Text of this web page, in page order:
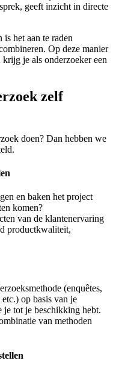
geeft inzicht in directe
het aan te raden
Op deze manier
je als onderzoeker een
zelf
doen? Dan hebben we
en baken het project
komen?
van de klantenervaring
productkwaliteit,
(enquêtes,
op basis van je
je tot je beschikking hebt.
van methoden